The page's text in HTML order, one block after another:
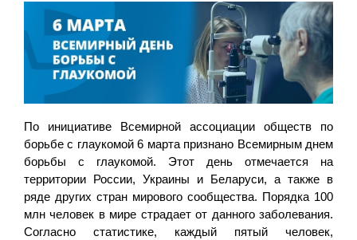
По инициативе Всемирной ассоциации обществ по
борьбе с глаукомой 6 марта признано Всемирным днем
борьбы с глаукомой. Этот день отмечается на
территории России, Украины и Беларуси, а также в
ряде других стран мирового сообщества. Порядка 100
млн человек в мире страдает от данного заболевания.
Согласно статистике, каждый пятый человек,